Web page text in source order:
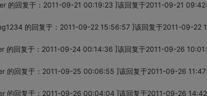
的回复于：2011-09-21 00:19:23 ]该回复于2011-09-21
的回复于：2011-09-22 15:56:57 ]该回复于2011-09-22
的回复于：2011-09-24 00:14:36 ]该回复于2011-09-26
的回复于：2011-09-25 00:06:55 ]该回复于2011-09-26
的回复于：2011-09-26 00:04:04 ]该回复于2011-09-26